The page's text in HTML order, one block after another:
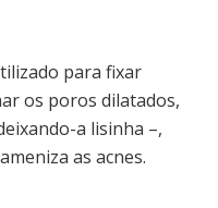
para fixar
os poros dilatados,
a lisinha –,
as acnes.